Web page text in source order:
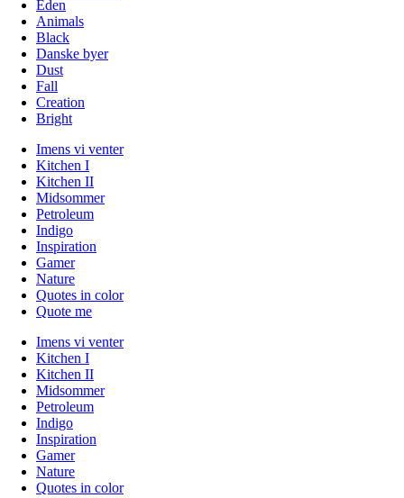
Eden
Animals
Black
Danske byer
Dust
Fall
Creation
Bright
Imens vi venter
Kitchen I
Kitchen II
Midsommer
Petroleum
Indigo
Inspiration
Gamer
Nature
Quotes in color
Quote me
Imens vi venter
Kitchen I
Kitchen II
Midsommer
Petroleum
Indigo
Inspiration
Gamer
Nature
Quotes in color